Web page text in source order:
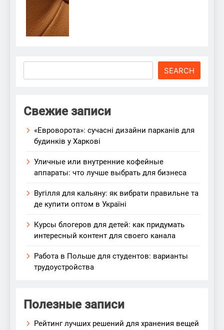
SEARCH
Свежие записи
«Евроворота»: сучасні дизайни парканів для
будинків у Харкові
Уличные или внутренние кофейные
аппараты: что лучше выбрать для бизнеса
Вугілля для кальяну: як вибрати правильне та
де купити оптом в Україні
Курсы блогеров для детей: как придумать
интересный контент для своего канала
Работа в Польше для студентов: варианты
трудоустройства
Полезные записи
Рейтинг лучших решений для хранения вещей